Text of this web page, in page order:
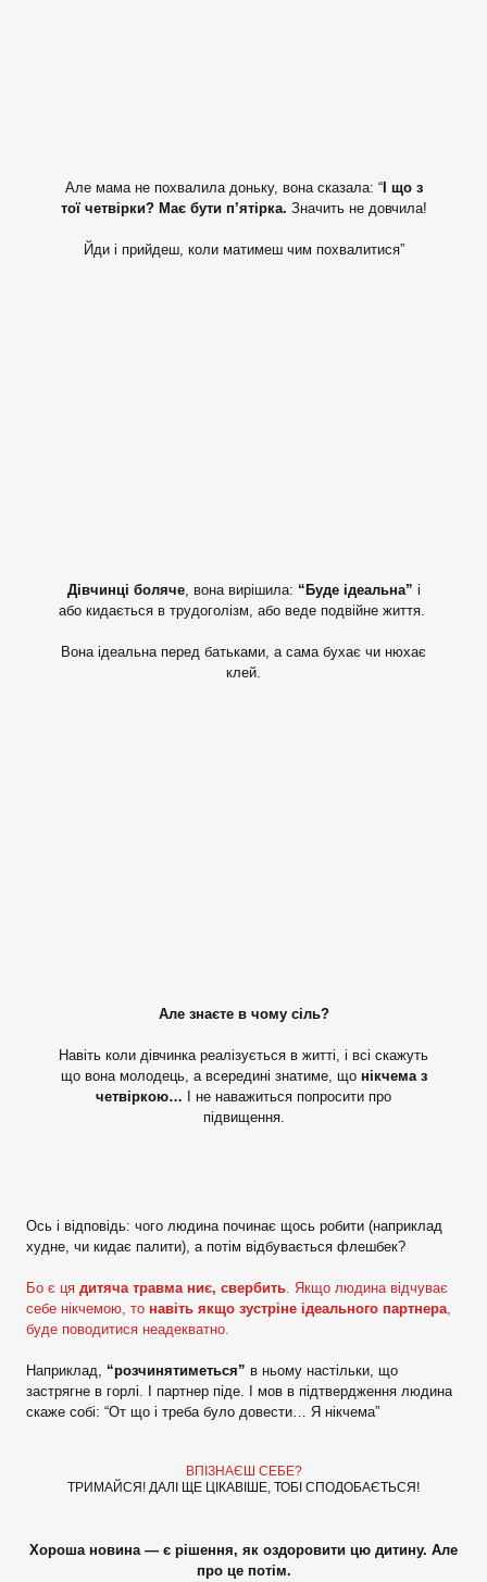
Але мама не похвалила доньку, вона сказала: “І що з
тої четвірки? Має бути п’ятірка. Значить не довчила!
Йди і прийдеш, коли матимеш чим похвалитися”
Дівчинці боляче, вона вирішила: “Буде ідеальна” і
або кидається в трудоголізм, або веде подвійне життя.
Вона ідеальна перед батьками, а сама бухає чи нюхає
клей.
Але знаєте в чому сіль?
Навіть коли дівчинка реалізується в житті, і всі скажуть
що вона молодець, а всередині знатиме, що нікчема з
четвіркою… І не наважиться попросити про
підвищення.
Ось і відповідь: чого людина починає щось робити (наприклад
худне, чи кидає палити), а потім відбувається флешбек?
Бо є ця дитяча травма ниє, свербить. Якщо людина відчуває
себе нікчемою, то навіть якщо зустріне ідеального партнера,
буде поводитися неадекватно.
Наприклад, “розчинятиметься” в ньому настільки, що
застрягне в горлі. І партнер піде. І мов в підтвердження людина
скаже собі: “От що і треба було довести… Я нікчема”
ВПІЗНАЄШ СЕБЕ?
ТРИМАЙСЯ! ДАЛІ ЩЕ ЦІКАВІШЕ, ТОБІ СПОДОБАЄТЬСЯ!
Хороша новина — є рішення, як оздоровити цю дитину. Але
про це потім.